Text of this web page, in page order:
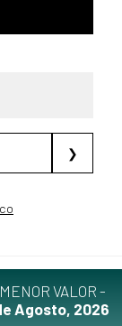
❯
VALOR -
Agosto, 2026